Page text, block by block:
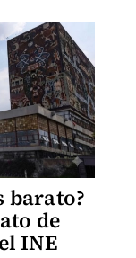
barato?
de
INE